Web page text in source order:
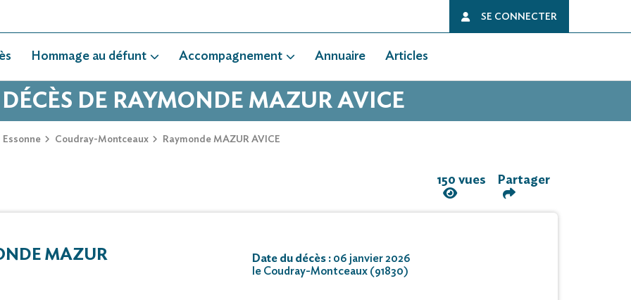
SE CONNECTER
Hommage au défunt Accompagnement Annuaire Articles
DE RAYMONDE MAZUR AVICE
Essonne Coudray-Montceaux Raymonde MAZUR AVICE
150 vues Partager
MAZUR Date du décès : 06 janvier 2026
le Coudray-Montceaux (91830)